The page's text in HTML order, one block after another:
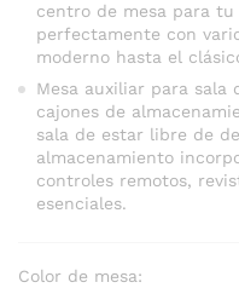
centro de mesa para
perfectamente con
moderno hasta el
Mesa auxiliar para sala
cajones de
sala de estar libre de
almacenamiento
controles remotos,
esenciales.
Color de mesa: